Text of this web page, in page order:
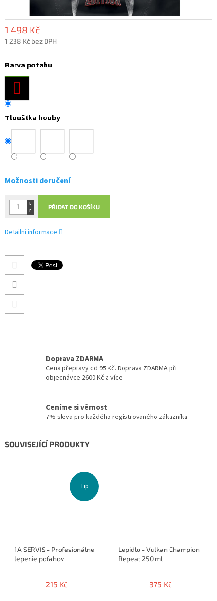
1 498 Kč
1 238 Kč bez DPH
cena:
Barva potahu
Tloušťka houby
Možnosti doručení
PŘIDAT DO KOŠÍKU
Detailní informace
Doprava ZDARMA
Cena přepravy od 95 Kč. Doprava ZDARMA při
objednávce 2600 Kč a více
Ceníme si věrnost
7% sleva pro každého registrovaného zákazníka
SOUVISEJÍCÍ PRODUKTY
Tip
1A SERVIS - Profesionálne
lepenie poťahov
215 Kč
Lepidlo - Vulkan Champion
Repeat 250 ml
375 Kč